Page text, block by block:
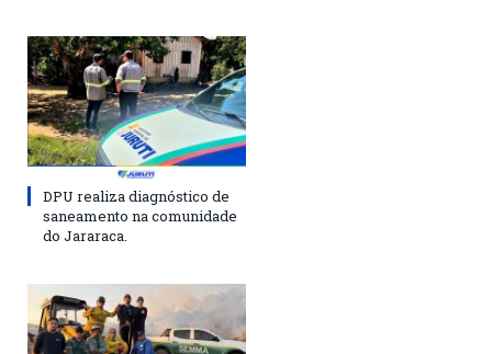
DPU realiza diagnóstico de
saneamento na comunidade
do Jararaca.